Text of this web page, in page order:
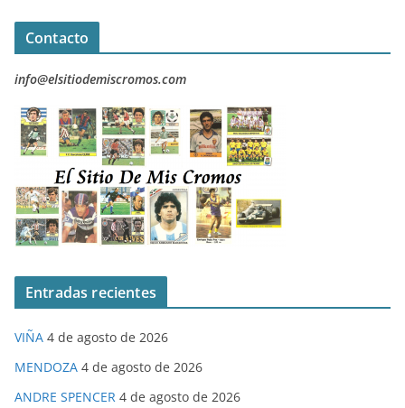
Contacto
info@elsitiodemiscromos.com
Entradas recientes
VIÑA 4 de agosto de 2026
MENDOZA 4 de agosto de 2026
ANDRE SPENCER 4 de agosto de 2026